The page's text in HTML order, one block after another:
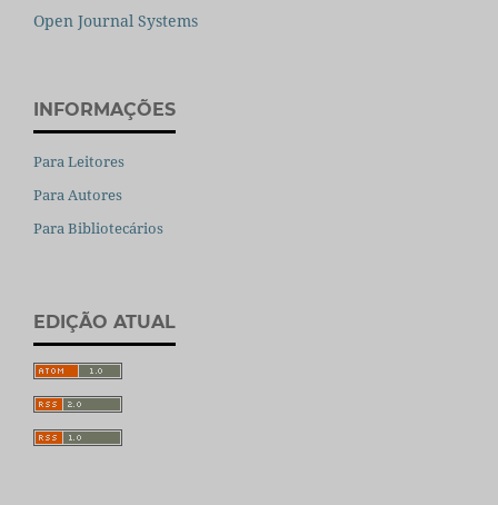
Open Journal Systems
INFORMAÇÕES
Para Leitores
Para Autores
Para Bibliotecários
EDIÇÃO ATUAL